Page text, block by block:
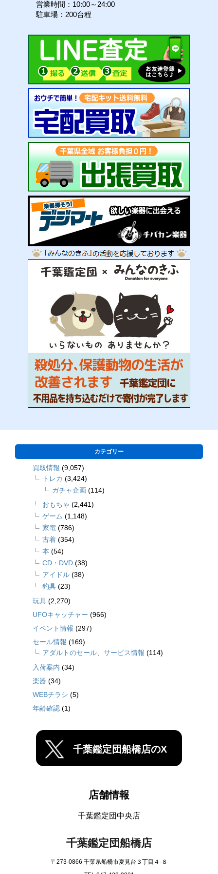
営業時間：10:00～24:00
駐車場：200台程
カテゴリー
買取情報 (9,057)
トレカ (3,424)
ガチャ企画 (114)
おもちゃ (2,441)
ゲーム (1,148)
家電 (786)
古着 (354)
本 (54)
CD・DVD (38)
アイドル (38)
釣具 (23)
玩具 (2,270)
UFOキャッチャー (966)
イベント情報 (297)
セール情報 (169)
アダルトのセール、サービス情報 (114)
入荷案内 (34)
楽器 (34)
WEBチラシ (5)
年齢確認 (1)
千葉鑑定団船橋店のX
店舗情報
千葉鑑定団中央店
千葉鑑定団船橋店
〒273-0866 千葉県船橋市夏見台３丁目４-８